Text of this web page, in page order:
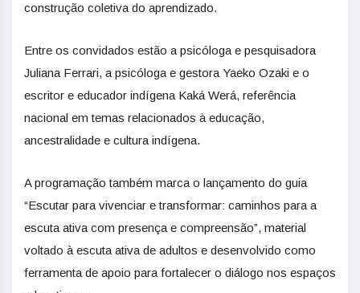
construção coletiva do aprendizado.
Entre os convidados estão a psicóloga e pesquisadora
Juliana Ferrari, a psicóloga e gestora Yaeko Ozaki e o
escritor e educador indígena Kaká Werá, referência
nacional em temas relacionados à educação,
ancestralidade e cultura indígena.
A programação também marca o lançamento do guia
“Escutar para vivenciar e transformar: caminhos para a
escuta ativa com presença e compreensão”, material
voltado à escuta ativa de adultos e desenvolvido como
ferramenta de apoio para fortalecer o diálogo nos espaços